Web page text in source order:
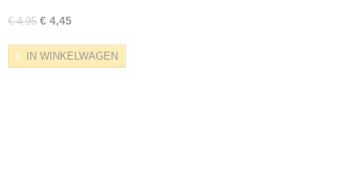
€ 4,95 € 4,45
IN WINKELWAGEN